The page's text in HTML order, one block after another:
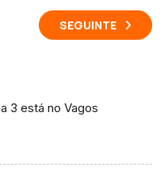
SEGUINTE
3 está no Vagos